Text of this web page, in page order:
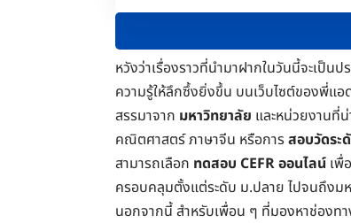
หวังว่าเรื่องราวที่นำมาฝากในวันนี้จะเป็
ความรู้ให้ลึกซึ้งยิ่งขึ้น บนเว็บไซต์ของพี่แ
สรรมาจาก มหาวิทยาลัย และหน่วยงานที่น่
คณิตศาสตร์ภาษาจีน หรือการสอบวัดระ
สามารถเลือก ทดสอบ CEFR ออนไลน์ เพื่
ครอบคลุมตั้งแต่ระดับ ม.ปลาย ไปจนถึงม
นอกจากนี้ สำหรับเพื่อน ๆ ที่มองหาช่องท